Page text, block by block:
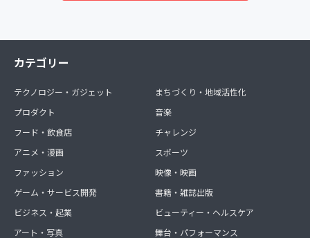
カテゴリー
テクノロジー・ガジェット
プロダクト
フード・飲食店
アニメ・漫画
ファッション
ゲーム・サービス開発
ビジネス・起業
アート・写真
まちづくり・地域活性化
音楽
チャレンジ
スポーツ
映像・映画
書籍・雑誌出版
ビューティー・ヘルスケア
舞台・パフォーマンス